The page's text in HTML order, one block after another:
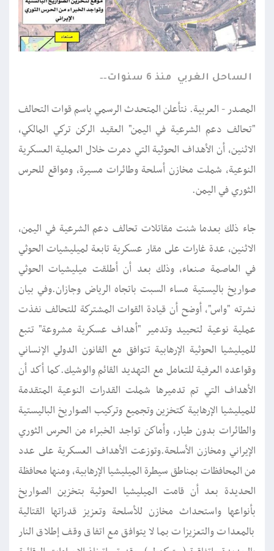
الساحل الغربي منذ 6 سنوات
المصدر - العربية. نتأعلن المتحدث الرسمي باسم قوات التحالف
"تحالف دعم الشرعية في اليمن" العقيد الركن تركي المالكي،
الاثنين، أن الأهداف الحوثية التي دمرت خلال العملية العسكرية
النوعية، شملت مخازن أسلحة وطائرات مسيرة، ومواقع للحرس
الثوري في اليمن.
جاء ذلك بعدما شنت مقاتلات تحالف دعم الشرعية في اليمن،
الاثنين، عدة غارات على مقار عسكرية تابعة لميليشيات الحوثي
في العاصمة صنعاء، وذلك بعد أن أطلقت ميليشيات الحوثي
صواريخ باليستية مساء السبت باتجاه الرياض وجازان.وفي بيان
نشرته "واس"، أوضح أن قيادة القوات المشتركة للتحالف نفذت
عملية نوعية لتحييد وتدمير "أهداف عسكرية مشروعة" تتبع
للميليشيا الحوثية الإرهابية تتوافق مع القانون الدولي الإنساني
وقواعده العرفية للتعامل مع التهديد القائم والوشيك.كما أكد أن
الأهداف التي تم تدميرها شملت القدرات النوعية المتقدمة
للميليشيا الإرهابية كتخزين وتجميع وتركيب الصواريخ الباليستية
والطائرات بدون طيار، وأماكن تواجد الخبراء من الحرس الثوري
الإيراني ومخازن الأسلحة.وتوزعت الأهداف العسكرية على عدد
من المحافظات بمناطق سيطرة الميليشيا الإرهابية، ومنها محافظة
الحديدة بعد أن قامت الميليشيا الحوثية بتخزين الصواريخ
بأنواعها واستحداث مخازن للأسلحة وتعزيز قدراتها القتالية
بالمعدات والتعزيزات بما لا يتوافق مع اتفاق وقف إطلاق النار